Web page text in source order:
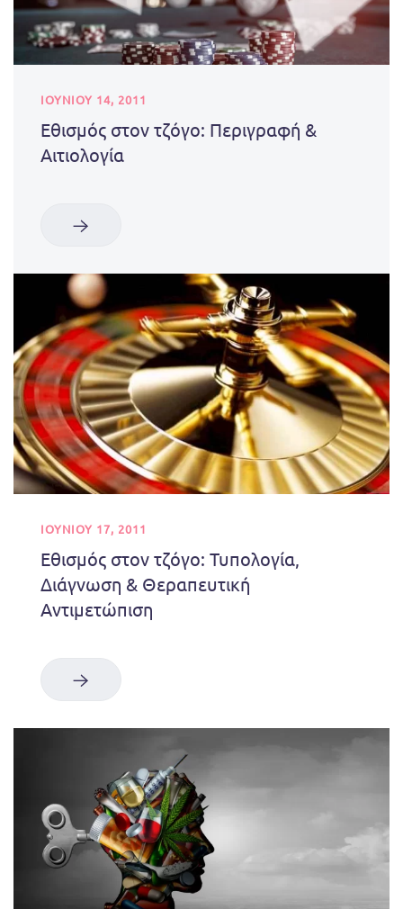
ΙΟΥΝΊΟΥ 14, 2011
Εθισμός στον τζόγο: Περιγραφή &
Αιτιολογία
ΙΟΥΝΊΟΥ 17, 2011
Εθισμός στον τζόγο: Τυπολογία,
Διάγνωση & Θεραπευτική
Αντιμετώπιση